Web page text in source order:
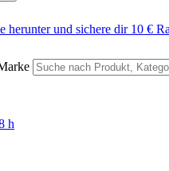
herunter und sichere dir 10 €
h